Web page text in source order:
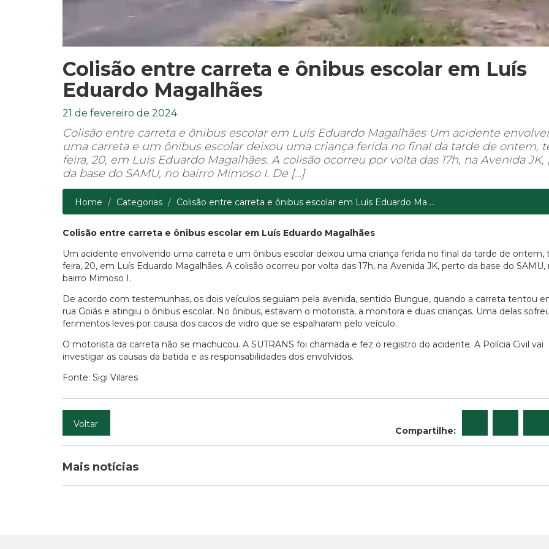
Colisão entre carreta e ônibus escolar em Luís
Eduardo Magalhães
21 de fevereiro de 2024
Colisão entre carreta e ônibus escolar em Luís Eduardo Magalhães Um acidente
uma carreta e um ônibus escolar deixou uma criança ferida no final da tarde de ontem,
feira, 20, em Luís Eduardo Magalhães. A colisão ocorreu por volta das 17h, na Avenida JK,
da base do SAMU, no bairro Mimoso I. De […]
Home Categorias Colisão entre carreta e ônibus escolar em Luís Eduardo Ma ...
Colisão entre carreta e ônibus escolar em Luís Eduardo Magalhães
Um acidente envolvendo uma carreta e um ônibus escolar deixou uma criança ferida no final da tarde de ontem,
feira, 20, em Luís Eduardo Magalhães. A colisão ocorreu por volta das 17h, na Avenida JK, perto da base do SAMU,
bairro Mimoso I.
De acordo com testemunhas, os dois veículos seguiam pela avenida, sentido Bungue, quando a carreta tentou
rua Goiás e atingiu o ônibus escolar. No ônibus, estavam o motorista, a monitora e duas crianças. Uma delas
ferimentos leves por causa dos cacos de vidro que se espalharam pelo veículo.
O motorista da carreta não se machucou. A SUTRANS foi chamada e fez o registro do acidente. A Polícia Civil vai
investigar as causas da batida e as responsabilidades dos envolvidos.
Fonte: Sigi Vilares
Voltar
Compartilhe:
Mais notícias